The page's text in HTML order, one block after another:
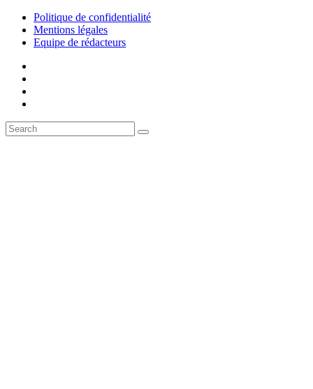
Politique de confidentialité
Mentions légales
Equipe de rédacteurs